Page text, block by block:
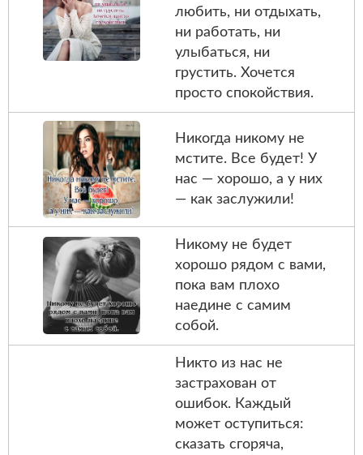
любить, ни отдыхать,
ни работать, ни
улыбаться, ни
грустить. Хочется
просто спокойствия.
Никогда никому не
мстите. Все будет! У
нас — хорошо, а у них
— как заслужили!
Никому не будет
хорошо рядом с вами,
пока вам плохо
наедине с самим
собой.
Никто из нас не
застрахован от
ошибок. Каждый
может оступиться:
сказать сгоряча,